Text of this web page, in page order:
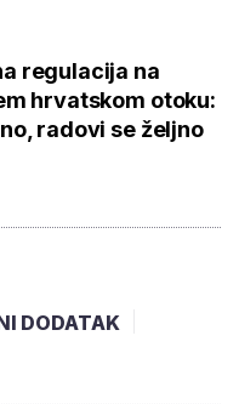
regulacija na
hrvatskom otoku:
radovi se željno
DODATAK